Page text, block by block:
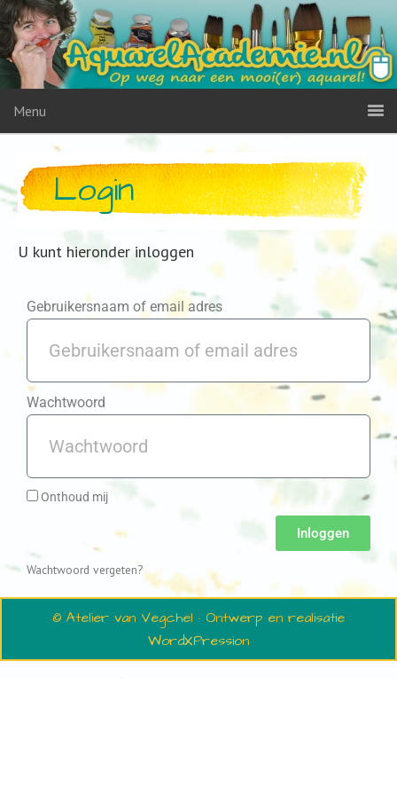
Menu
Login
U kunt hieronder inloggen
Gebruikersnaam of email adres
Wachtwoord
Onthoud mij
Inloggen
Wachtwoord vergeten?
© Atelier van Vegchel · Ontwerp en realisatie
WordXPression